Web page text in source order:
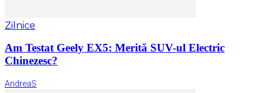
Zilnice
Am Testat Geely EX5: Merită SUV-ul Electric
Chinezesc?
AndreaS